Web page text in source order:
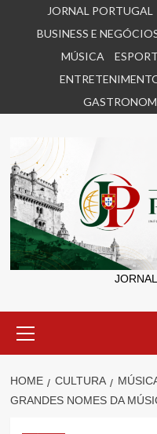
JORNAL PORTUGAL
BUSINESS E
MÚSICA
Menu
HOME CULTURA
GRANDES NOMES DA